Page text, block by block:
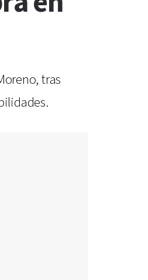
tras